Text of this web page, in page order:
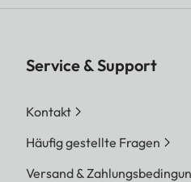
Service & Support
Kontakt
Häufig gestellte Fragen
Versand &